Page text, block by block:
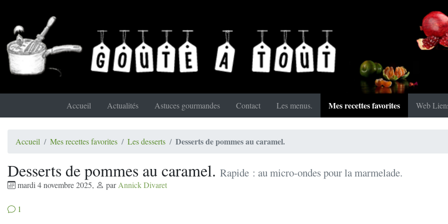
Accueil Actualités Astuces gourmandes Contact Les menus. Mes recettes favorites Web
Accueil Mes recettes favorites Les desserts Desserts de pommes au caramel.
Desserts de pommes au caramel. Rapide : au micro-ondes pour la marmelade.
mardi 4 novembre 2025, parAnnick Divaret
1